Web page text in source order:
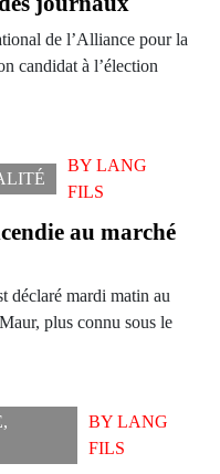
de l’Alliance pour la
candidat à l’élection
BY LANG
FILS
au marché
déclaré mardi matin au
plus connu sous le
,
BY LANG
FILS